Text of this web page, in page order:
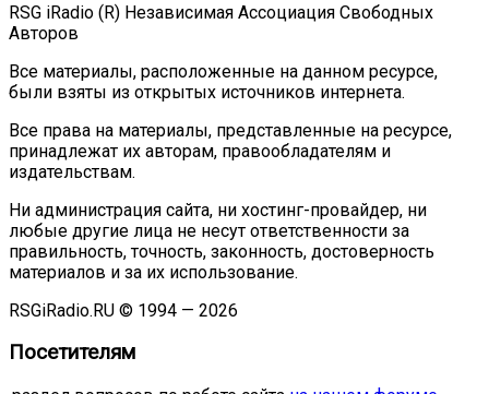
RSG iRadio (R) Независимая Ассоциация Свободных
Авторов
Все материалы, расположенные на данном ресурсе,
были взяты из открытых источников интернета.
Все права на материалы, представленные на ресурсе,
принадлежат их авторам, правообладателям и
издательствам.
Ни администрация сайта, ни хостинг-провайдер, ни
любые другие лица не несут ответственности за
правильность, точность, законность, достоверность
материалов и за их использование.
RSGiRadio.RU © 1994 — 2026
Посетителям